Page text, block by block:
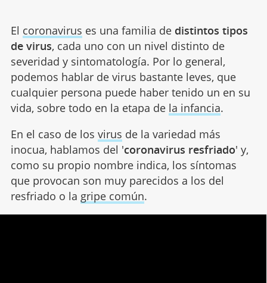
El coronavirus es una familia de distintos tipos
de virus, cada uno con un nivel distinto de
severidad y sintomatología. Por lo general,
podemos hablar de virus bastante leves, que
cualquier persona puede haber tenido un en su
vida, sobre todo en la etapa de la infancia.
En el caso de los virus de la variedad más
inocua, hablamos del 'coronavirus resfriado' y,
como su propio nombre indica, los síntomas
que provocan son muy parecidos a los del
resfriado o la gripe común.